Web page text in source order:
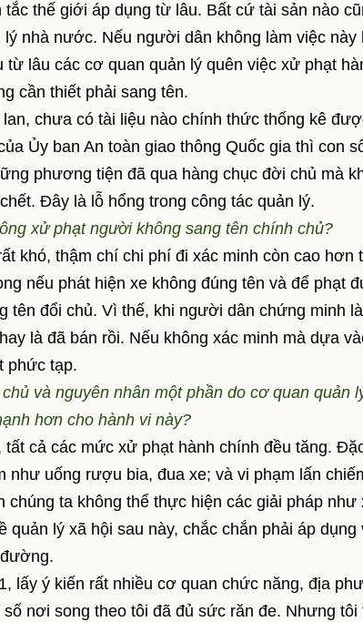
thế giới áp dụng từ lâu. Bất cứ tài sản nào
nhà nước. Nếu người dân không làm việc này
lâu các cơ quan quản lý quên việc xử phạt
cần thiết phải sang tên.
chưa có tài liệu nào chính thức thống kê
Ủy ban An toàn giao thông Quốc gia thì con
phương tiện đã qua hàng chục đời chủ mà
Đây là lỗ hổng trong công tác quản lý.
xử phạt người không sang tên chính chủ?
khó, thậm chí chi phí đi xác minh còn cao hơn
nếu phát hiện xe không đúng tên và để phạt
tên đổi chủ. Vì thế, khi người dân chứng minh
là đã bán rồi. Nếu không xác minh mà dựa
phức tạp.
và nguyên nhân một phần do cơ quan quản
hơn cho hành vi này?
cả các mức xử phạt hành chính đều tăng.
như uống rượu bia, đua xe; và vi phạm lấn
chúng ta không thể thực hiện các giải pháp như
quản lý xã hội sau này, chắc chắn phải áp dụng
ý kiến rất nhiều cơ quan chức năng, địa
nơi song theo tôi đã đủ sức răn đe. Nhưng tôi